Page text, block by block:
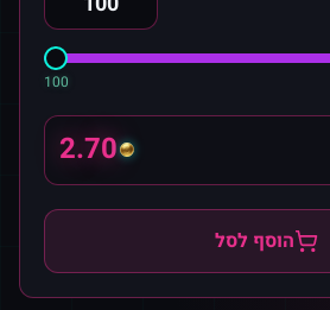
100
2.70
הוסף לסל